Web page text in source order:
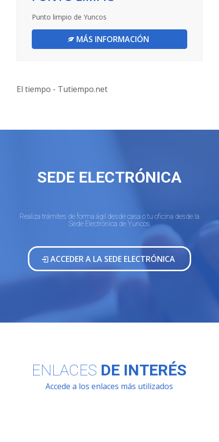
Punto limpio de Yuncos
MÁS INFORMACIÓN
El tiempo - Tutiempo.net
SEDE ELECTRÓNICA
Realiza trámites de forma ágil desde casa o tu oficina desde la
Sede Electrónica de Yuncos
ACCEDER A LA SEDE ELECTRÓNICA
ENLACES DE INTERÉS
Accede a los enlaces más utilizados